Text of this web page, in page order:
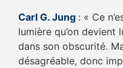
Carl G. Jung : « Ce
lumière qu’on devient
dans son obscurité.
désagréable, donc